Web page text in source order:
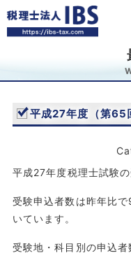
平成27年度（第65
平成27年度税理士試験
受験申込者数は昨年比
いています。
受験地・科目別の申込者